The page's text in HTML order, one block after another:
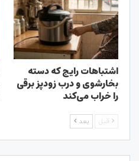
اشتباهات رایج که دسته
بخارشوی و درب زودپز برقی
را خراب می‌کند
قبل بعد